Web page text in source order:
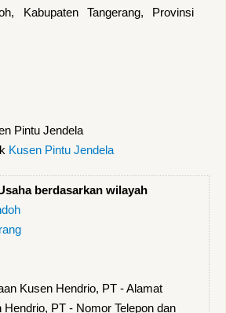
Kabupaten Tangerang, Provinsi
Pintu Jendela
Kusen Pintu Jendela
berdasarkan wilayah
Kusen Hendrio, PT - Alamat
PT - Nomor Telepon dan